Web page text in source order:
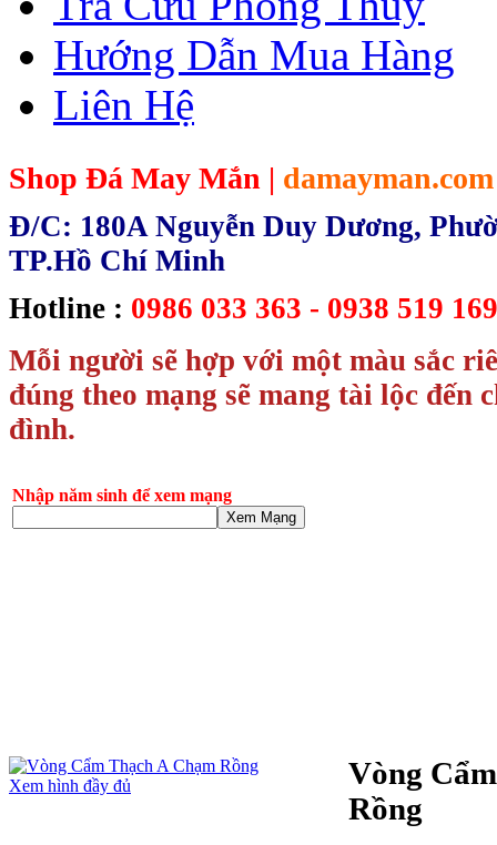
Hướng Dẫn Mua Hàng
Liên Hệ
Shop Đá May Mắn | damayman.com
Đ/C: 180A Nguyễn Duy Dương,
TP.Hồ Chí Minh
Hotline : 0986 033 363 - 0938 519
Mỗi người sẽ hợp với một màu sắc
đúng theo mạng sẽ mang tài lộc đến
đình.
Nhập năm sinh để xem mạng
Xem Mạng
Xem hình đầy đủ
Vòng
Rồng